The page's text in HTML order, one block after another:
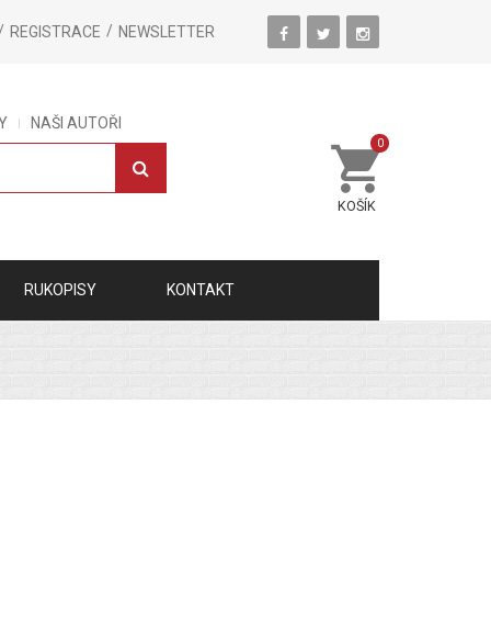
REGISTRACE NEWSLETTER
NAŠI AUTOŘI
KOŠÍK
0
RUKOPISY KONTAKT